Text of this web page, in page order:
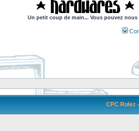
Un petit coup de main... Vous pouvez
CPC Rulez